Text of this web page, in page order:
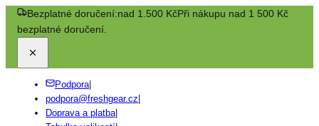
Bezplatné doručení:nad 1.500 KčPři nákupu nad 1 500 Kč
bezplatné doručení.
Podpora|
podpora@freshgear.cz
Doprava a platba|